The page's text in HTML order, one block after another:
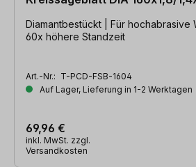
Diamantbestückt | Für hochabrasive
60x höhere Standzeit
Art.-Nr.: T-PCD-FSB-1604
Auf Lager, Lieferung in 1-2 Werktagen
69,96 €
inkl. MwSt. zzgl.
Versandkosten